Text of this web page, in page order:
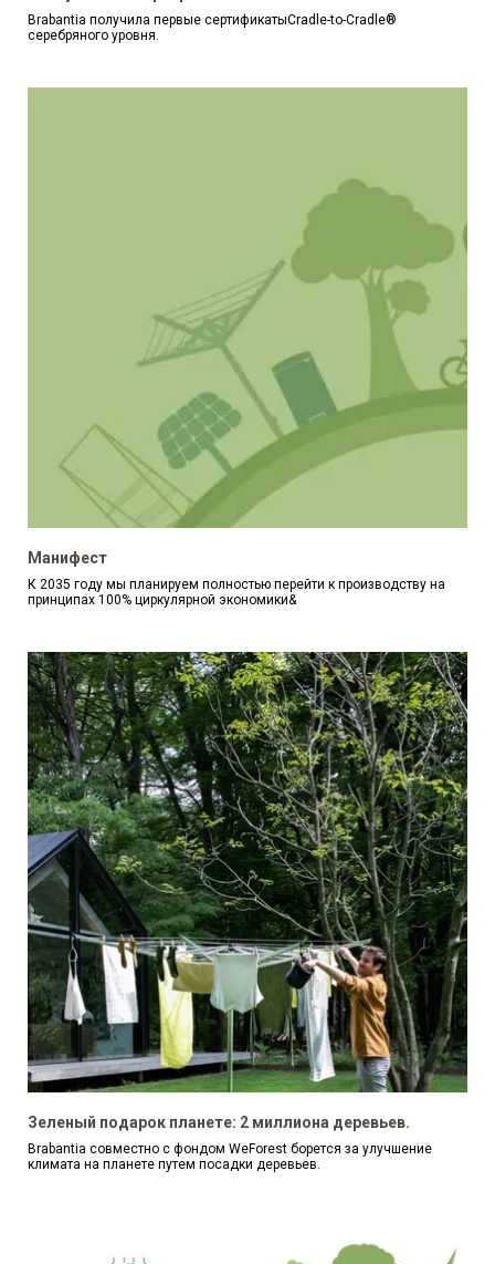
Brabantia получила первые сертификатыCradle-to-Cradle®
серебряного уровня.
Манифест
К 2035 году мы планируем полностью перейти к производству на
принципах 100% циркулярной экономики&
Зеленый подарок планете: 2 миллиона деревьев.
Brabantia совместно с фондом WeForest борется за улучшение
климата на планете путем посадки деревьев.